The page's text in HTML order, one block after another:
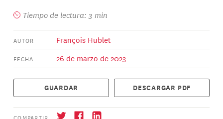
Tiempo de lectura: 3 min
AUTOR François Hublet
FECHA 26 de marzo de 2023
GUARDAR DESCARGAR PDF
COMPARTIR